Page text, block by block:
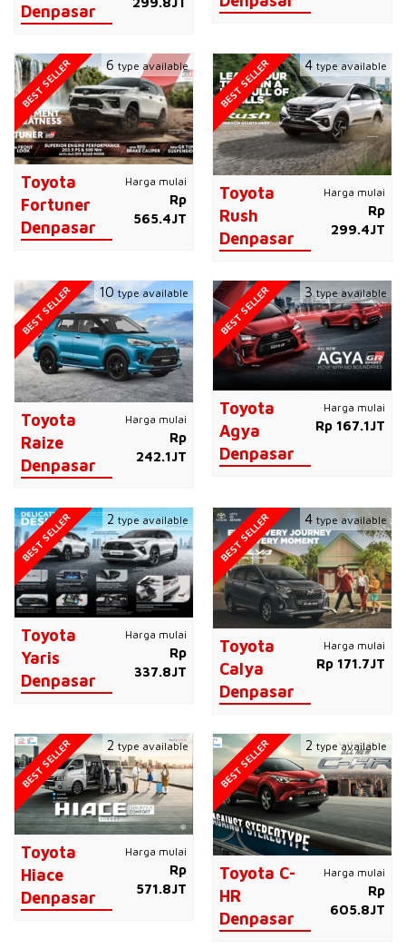
Denpasar
Toyota
Fortuner
Denpasar
Harga mulai
Rp
565.4JT
BEST SELLER 6 type available
Toyota
Rush
Denpasar
Harga mulai
Rp
299.4JT
BEST SELLER 4type available
Toyota
Raize
Denpasar
Harga mulai
Rp
242.1JT
BEST SELLER 10 type available
Toyota
Agya
Denpasar
Harga mulai
Rp 167.1JT
BEST SELLER 3type available
Toyota
Yaris
Denpasar
Harga mulai
Rp
337.8JT
BEST SELLER 2type available
Toyota
Calya
Denpasar
Harga mulai
Rp 171.7JT
BEST SELLER 4 type available
Toyota
Hiace
Denpasar
Harga mulai
Rp
571.8JT
BEST SELLER 2type available
Toyota C-
HR
Denpasar
Harga mulai
Rp
605.8JT
BEST SELLER 2 type available